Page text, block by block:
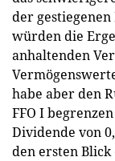
der
würden die
anhaltenden
habe aber den
FFO I
Dividende von
den ersten Blick